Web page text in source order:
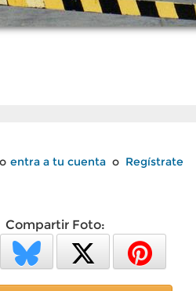
entra a tu cuenta o Regístrate
Compartir Foto: